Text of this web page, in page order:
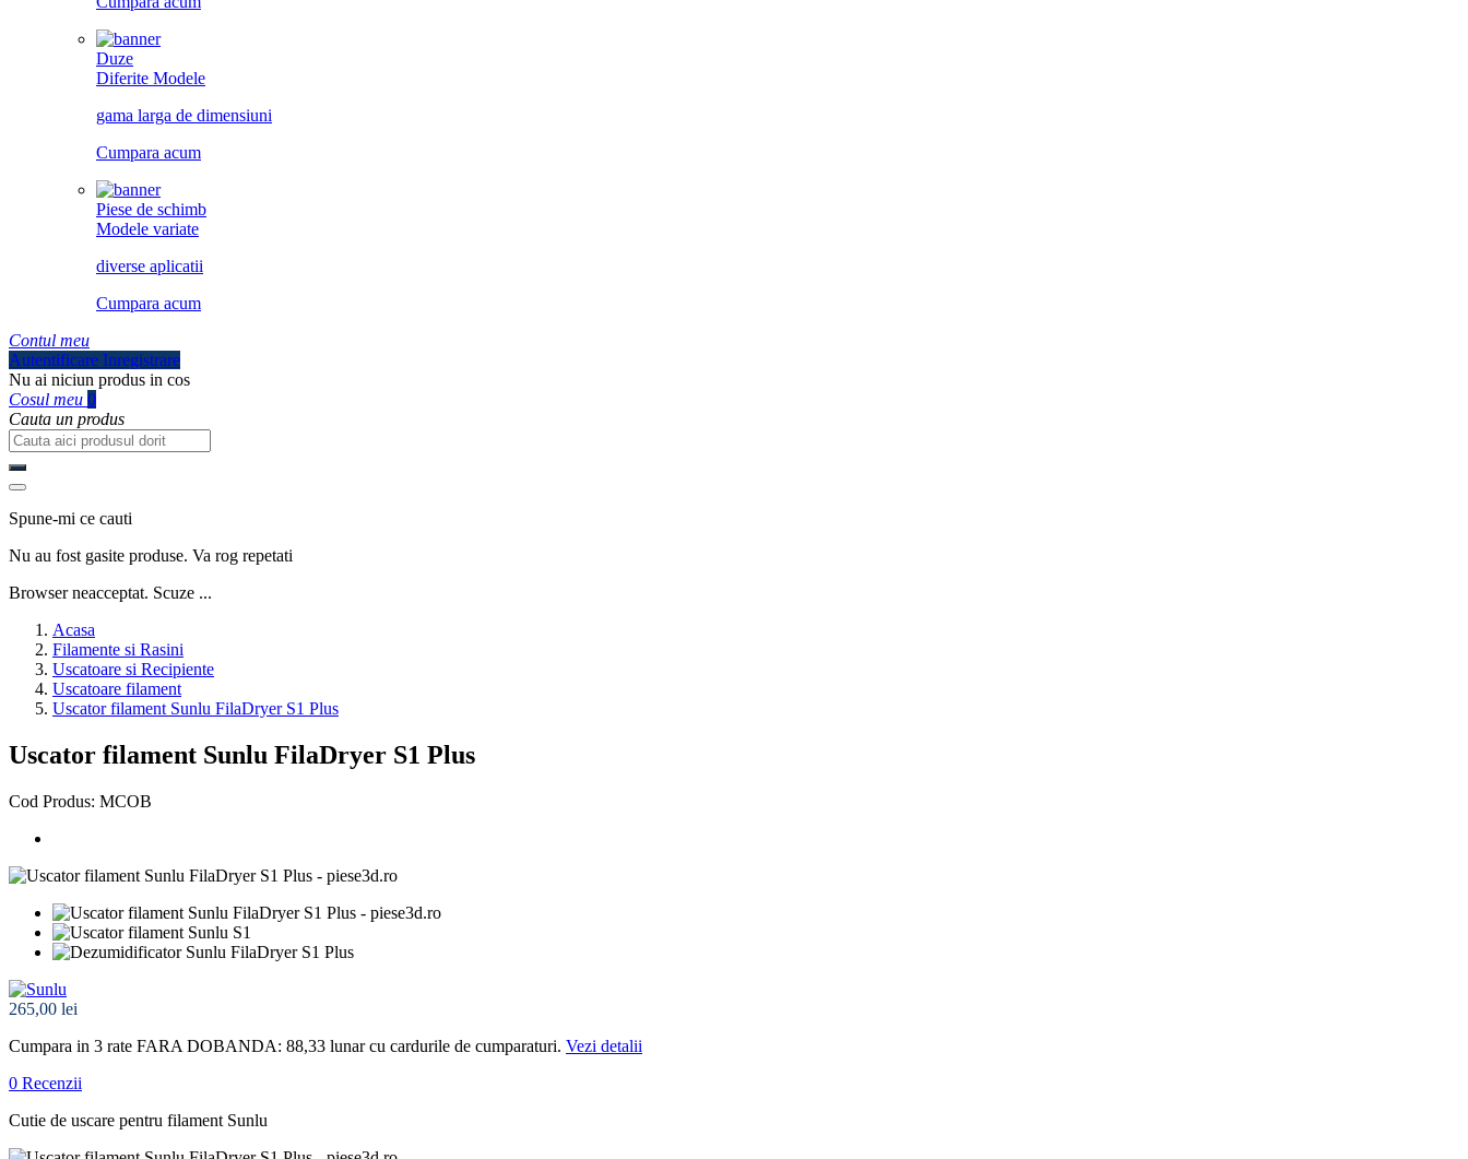
Duze
Diferite Modele
gama larga de dimensiuni
Cumpara acum
Piese de schimb
Modele variate
diverse aplicatii
Cumpara acum
Contul meu
Autentificare Inregistrare
Nu ai niciun produs in cos
Cosul meu 0
Cauta un produs
Spune-mi ce cauti
Nu au fost gasite produse. Va rog repetati
Browser neacceptat. Scuze ...
Acasa
Filamente si Rasini
Uscatoare si Recipiente
Uscatoare filament
Uscator filament Sunlu FilaDryer S1 Plus
Uscator filament Sunlu FilaDryer S1 Plus
Cod Produs: MCOB
265,00 lei
Cumpara in 3 rate FARA DOBANDA: 88,33 lunar cu cardurile de cumparaturi. Vezi detalii
0 Recenzii
Cutie de uscare pentru filament Sunlu